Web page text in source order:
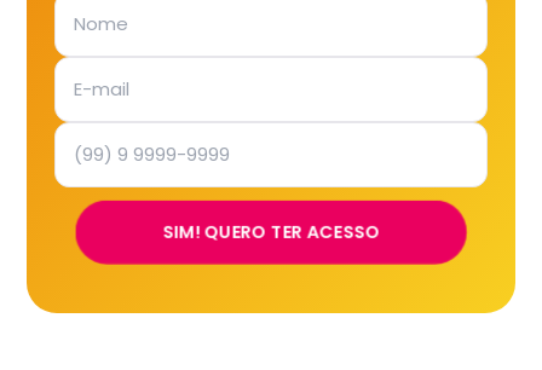
SIM! QUERO TER ACESSO